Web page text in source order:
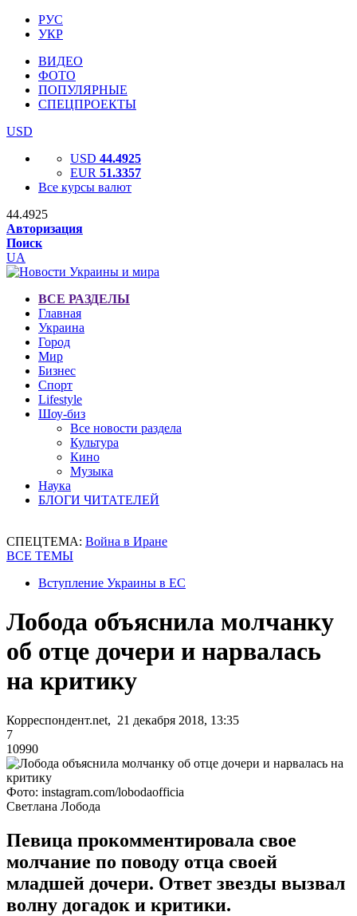
РУС
УКР
ВИДЕО
ФОТО
ПОПУЛЯРНЫЕ
СПЕЦПРОЕКТЫ
USD
USD 44.4925
EUR 51.3357
Все курсы валют
44.4925
Авторизация
Поиск
UA
ВСЕ РАЗДЕЛЫ
Главная
Украина
Город
Мир
Бизнес
Спорт
Lifestyle
Шоу-биз
Все новости раздела
Культура
Кино
Музыка
Наука
БЛОГИ ЧИТАТЕЛЕЙ
СПЕЦТЕМА: Война в Иране
ВСЕ ТЕМЫ
Вступление Украины в ЕС
Лобода объяснила молчанку
об отце дочери и нарвалась
на критику
Корреспондент.net, 21 декабря 2018, 13:35
7
10990
Фото: instagram.com/lobodaofficia
Светлана Лобода
Певица прокомментировала свое
молчание по поводу отца своей
младшей дочери. Ответ звезды вызвал
волну догадок и критики.